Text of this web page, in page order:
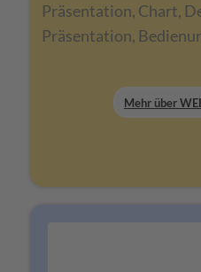
Präsentation, Chart,
Präsentation,
Mehr über